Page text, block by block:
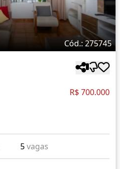
Cód.: 275745
R$ 700.000
5vagas